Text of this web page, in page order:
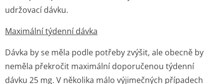
udržovací dávku.
Maximální týdenní dávka
Dávka by se měla podle potřeby zvýšit, ale obecně by
neměla překročit maximální doporučenou týdenní
dávku 25 mg. V několika málo výjimečných případech